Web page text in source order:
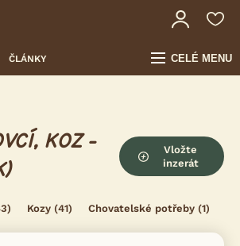
ČLÁNKY CELÉ MENU
KOZ -
Vložte
inzerát
Kozy (41) Chovatelské potřeby (1)